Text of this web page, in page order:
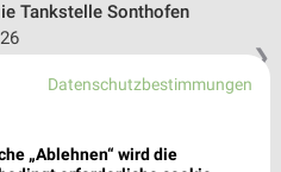
❯
Tankstelle Sonthofen
Datenschutzbestimmungen
„Ablehnen“ wird die